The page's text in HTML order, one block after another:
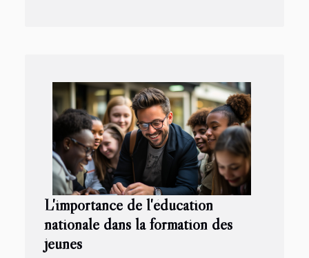
L'importance de l'éducation
nationale dans la formation des
jeunes